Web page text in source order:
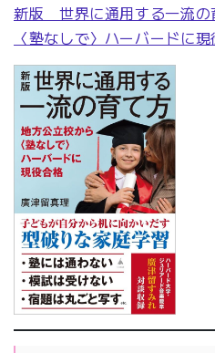
新版 世界に通用する一流の
〈塾なしで〉ハーバードに